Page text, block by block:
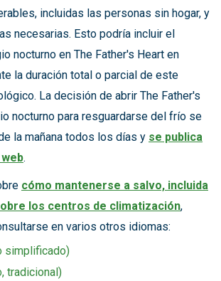
incluidas las personas sin hogar, y
necesarias. Esto podría incluir el
nocturno en The Father's Heart en
la duración total o parcial de este
La decisión de abrir The Father's
nocturno para resguardarse del frío se
la mañana todos los días y se publica
.
cómo mantenerse a salvo, incluida
los centros de climatización,
en varios otros idiomas:
simplificado)
tradicional)